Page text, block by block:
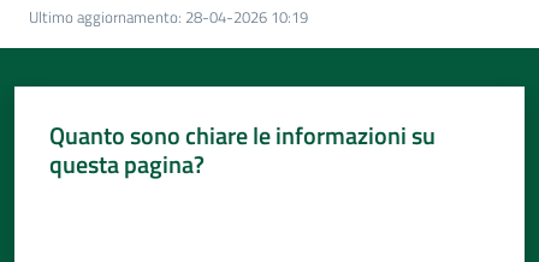
Ultimo aggiornamento: 28-04-2026 10:19
Quanto sono chiare le informazioni su
questa pagina?